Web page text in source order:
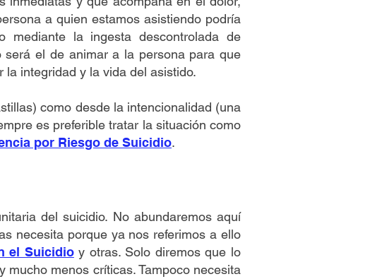
a quien estamos asistiendo podría
la ingesta descontrolada de
el de animar a la persona para que
integridad y la vida del asistido.
como desde la intencionalidad (una
es preferible tratar la situación como
por Riesgo de Suicidio.
del suicidio. No abundaremos aquí
necesita porque ya nos referimos a ello
el Suicidioy otras. Solo diremos que lo
menos críticas. Tampoco necesita